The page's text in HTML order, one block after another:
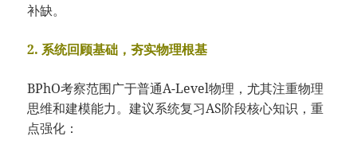
补缺。
2. 系统回顾基础，夯实物理根基
BPhO考察范围广于普通A-Level物理，尤其注重物理
思维和建模能力。建议系统复习AS阶段核心知识，重
点强化：